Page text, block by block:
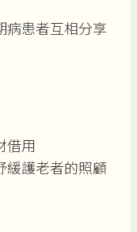
病患者互相分享
借用
緩護老者的照顧